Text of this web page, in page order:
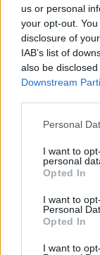
us or personal
your opt-out.
disclosure of
IAB’s list of
also be
Downstream
Personal
I want to
personal
Opted In
I want to
Personal
Opted In
I want to